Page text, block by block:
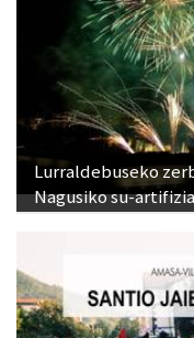
Lurraldebuseko
Nagusiko su-